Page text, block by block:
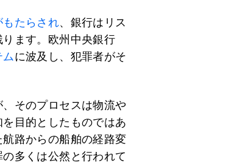
もたらされ、銀行はリス
ます。欧州中央銀行
に波及し、犯罪者がそ
そのプロセスは物流や
目的としたものではあ
路からの船舶の経路変
多くは公然と行われて